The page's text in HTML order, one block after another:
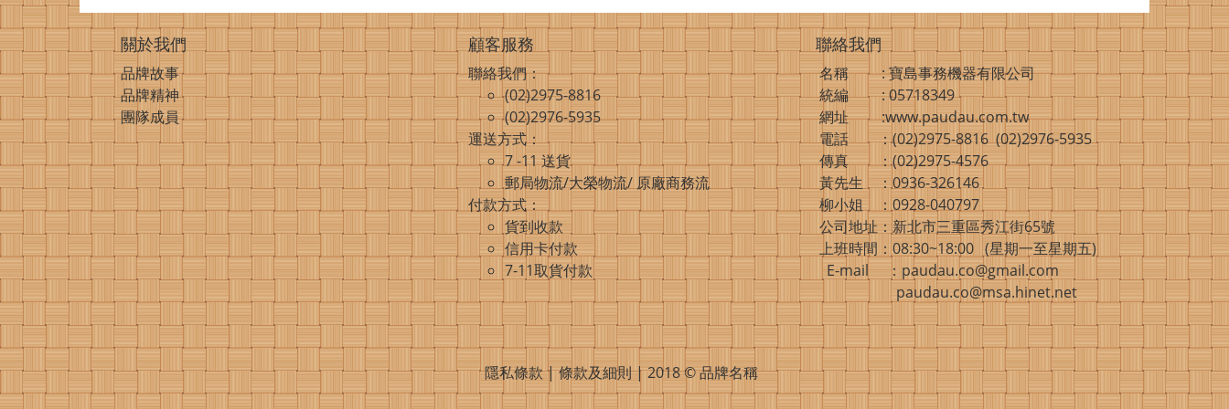
關於我們
品牌故事
品牌精神
團隊成員
顧客服務
聯絡我們：
(02)2975-8816
(02)2976-5935
運送方式：
7 -11 送貨
郵局物流/大榮物流/ 原廠商務流
付款方式：
貨到收款
信用卡付款
7-11取貨付款
聯絡我們
名稱 : 寶島事務機器有限公司
統編 : 05718349
網址 :www.paudau.com.tw
電話 ：(02)2975-8816 (02)2976-5935
傳真 ：(02)2975-4576
黃先生 ：0936-326146
柳小姐 ：0928-040797
公司地址：新北市三重區秀江街65號
上班時間：08:30~18:00 (星期一至星期五)
E-mail ：paudau.co@gmail.com
paudau.co@msa.hinet.net
隱私條款 | 條款及細則 | 2018 © 品牌名稱